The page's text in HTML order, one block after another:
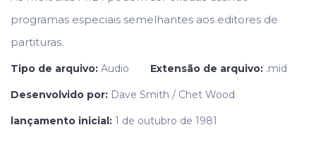
programas especiais semelhantes aos editores de
partituras.
Tipo de arquivo: Audio Extensão de arquivo: .mid
Desenvolvido por: Dave Smith / Chet Wood
lançamento inicial: 1 de outubro de 1981